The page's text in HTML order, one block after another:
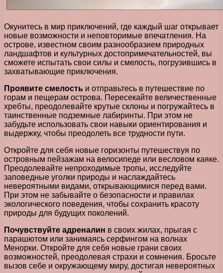
Окунитесь в мир приключений, где каждый шаг открывает
новые возможности и неповторимые впечатления. На
острове, известном своим разнообразием природных
ландшафтов и культурных достопримечательностей, вы
сможете испытать свои силы и смелость, погрузившись в
захватывающие приключения.
Проявите смелость и отправьтесь в путешествие по
горам и пещерам острова. Пересекайте величественные
хребты, преодолевайте крутые склоны и погружайтесь в
таинственные подземные лабиринты. При этом не
забудьте использовать свои навыки ориентирования и
выдержку, чтобы преодолеть все трудности пути.
Откройте для себя новые горизонты путешествуя по
островным пейзажам на велосипеде или весловом каяке.
Преодолевайте непроходимые тропы, исследуйте
заповедные уголки природы и наслаждайтесь
невероятными видами, открывающимися перед вами.
При этом не забывайте о безопасности и правилах
экологического поведения, чтобы сохранить красоту
природы для будущих поколений.
Почувствуйте адреналин в своих жилах, прыгая с
парашютом или занимаясь серфингом на волнах
Менорки. Откройте для себя новые грани своих
возможностей, преодолевая страхи и сомнения. Бросьте
вызов себе и окружающему миру, достигая невероятных